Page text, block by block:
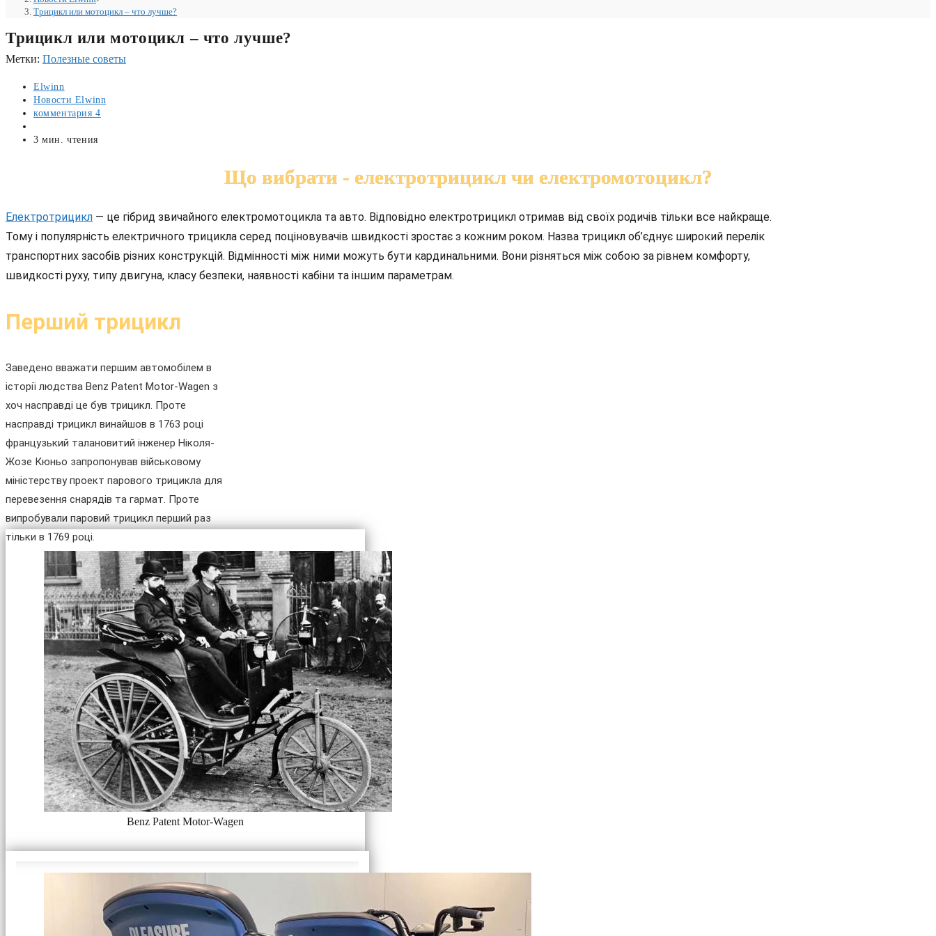
Трицикл или мотоцикл – что лучше?
Трицикл или мотоцикл – что лучше?
Метки: Полезные советы
Автор
записи:
Elwinn
Рубрика
записи:
Новости Elwinn
Комментарии
записи:
комментария 4
опубликована:
Время
3 мин. чтения
Що вибрати - електротрицикл чи електромотоцикл?
Електротрицикл — це гібрид звичайного електромотоцикла та авто. Відповідно електротрицикл отримав від своїх родичів тільки все найкраще.
Тому і популярність електричного трицикла серед поціновувачів швидкості зростає з кожним роком. Назва трицикл об’єднує широкий перелік
транспортних засобів різних конструкцій. Відмінності між ними можуть бути кардинальними. Вони різняться між собою за рівнем комфорту,
швидкості руху, типу двигуна, класу безпеки, наявності кабіни та іншим параметрам.
Перший трицикл
Заведено вважати першим автомобілем в
історії людства Benz Patent Motor-Wagen з
хоч насправді це був трицикл. Проте
насправді трицикл винайшов в 1763 році
французький талановитий інженер Ніколя-
Жозе Кюньо запропонував військовому
міністерству проект парового трицикла для
перевезення снарядів та гармат. Проте
випробували паровий трицикл перший раз
тільки в 1769 році.
Benz Patent Motor-Wagen